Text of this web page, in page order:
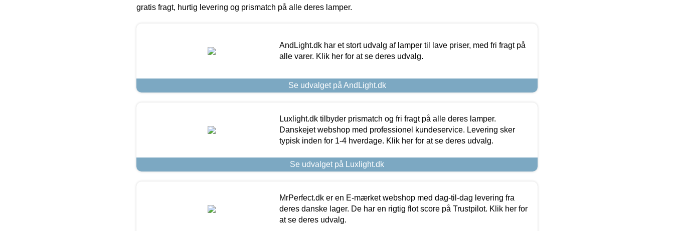
gratis fragt, hurtig levering og prismatch på alle deres lamper.
AndLight.dk har et stort udvalg af lamper til lave priser, med fri fragt på
alle varer. Klik her for at se deres udvalg.
Se udvalget på AndLight.dk
Luxlight.dk tilbyder prismatch og fri fragt på alle deres lamper.
Danskejet webshop med professionel kundeservice. Levering sker
typisk inden for 1-4 hverdage. Klik her for at se deres udvalg.
Se udvalget på Luxlight.dk
MrPerfect.dk er en E-mærket webshop med dag-til-dag levering fra
deres danske lager. De har en rigtig flot score på Trustpilot. Klik her for
at se deres udvalg.